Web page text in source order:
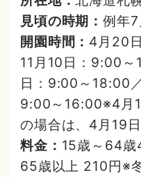
見頃の時期：例年
開園時間： 4月20
11月10日：9:00
日：9:00～18:00
9:00～16:00※4月
の場合は、4月19
料金： 15歳～64歳
65歳以上 210円※